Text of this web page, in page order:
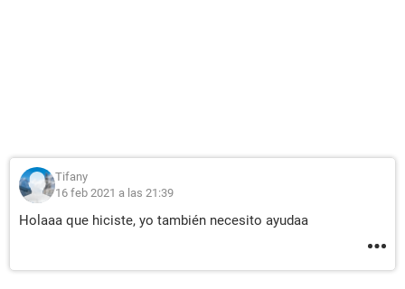
Tifany
16 feb 2021 a las 21:39
Holaaa que hiciste, yo también necesito ayudaa